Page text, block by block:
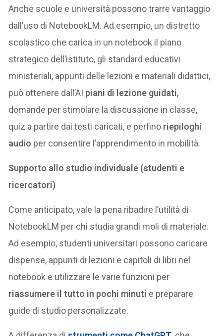
Anche scuole e università possono trarre vantaggio
dall’uso di NotebookLM. Ad esempio, un distretto
scolastico che carica in un notebook il piano
strategico dell’istituto, gli standard educativi
ministeriali, appunti delle lezioni e materiali didattici,
può ottenere dall’AI piani di lezione guidati,
domande per stimolare la discussione in classe,
quiz a partire dai testi caricati, e perfino riepiloghi
audio per consentire l’apprendimento in mobilità​.
Supporto allo studio individuale (studenti e
ricercatori)
Come anticipato, vale la pena ribadire l’utilità di
NotebookLM per chi studia grandi moli di materiale.
Ad esempio, studenti universitari possono caricare
dispense, appunti di lezioni e capitoli di libri nel
notebook e utilizzare le varie funzioni per
riassumere il tutto in pochi minuti e preparare
guide di studio personalizzate​.